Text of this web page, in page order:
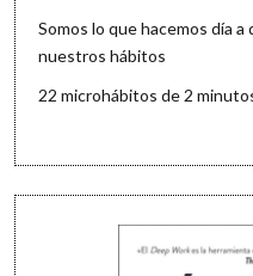
Somos lo que hacemos día
nuestros hábitos
22 microhábitos de 2